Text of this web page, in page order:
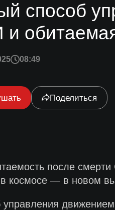
способ
08:49
Поделиться
после
космосе — в новом